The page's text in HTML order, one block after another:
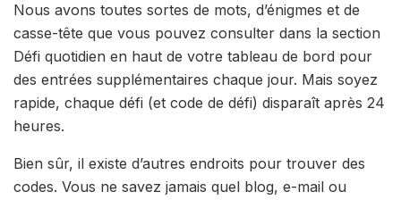
Nous avons toutes sortes de mots, d’énigmes et de
casse-tête que vous pouvez consulter dans la section
Défi quotidien en haut de votre tableau de bord pour
des entrées supplémentaires chaque jour. Mais soyez
rapide, chaque défi (et code de défi) disparaît après 24
heures.
Bien sûr, il existe d’autres endroits pour trouver des
codes. Vous ne savez jamais quel blog, e-mail ou